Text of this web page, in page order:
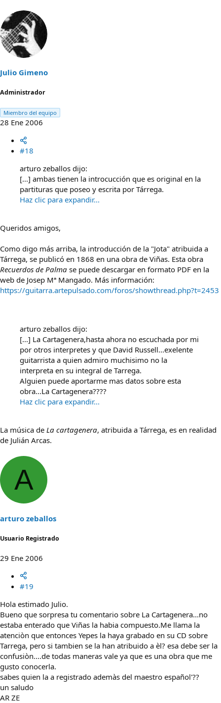
Julio Gimeno
Administrador
Miembro del equipo
28 Ene 2006
#18
arturo zeballos dijo:
[...] ambas tienen la introcucción que es original en la
partituras que poseo y escrita por Tárrega.
Haz clic para expandir...
Queridos amigos,
Como digo más arriba, la introducción de la "Jota" atribuida a
Tárrega, se publicó en 1868 en una obra de Viñas. Esta obra
Recuerdos de Palma se puede descargar en formato PDF en la
web de Josep Mª Mangado. Más información:
https://guitarra.artepulsado.com/foros/showthread.php?t=2453
arturo zeballos dijo:
[...] La Cartagenera,hasta ahora no escuchada por mi
por otros interpretes y que David Russell...exelente
guitarrista a quien admiro muchisimo no la
interpreta en su integral de Tarrega.
Alguien puede aportarme mas datos sobre esta
obra...La Cartagenera????
Haz clic para expandir...
La música de La cartagenera, atribuida a Tárrega, es en realidad
de Julián Arcas.
A
arturo zeballos
Usuario Registrado
29 Ene 2006
#19
Hola estimado Julio.
Bueno que sorpresa tu comentario sobre La Cartagenera...no
estaba enterado que Viñas la habia compuesto.Me llama la
atenciòn que entonces Yepes la haya grabado en su CD sobre
Tarrega, pero si tambien se la han atribuido a èl? esa debe ser la
confusiòn....de todas maneras vale ya que es una obra que me
gusto conocerla.
sabes quien la a registrado ademàs del maestro español'??
un saludo
AR ZE